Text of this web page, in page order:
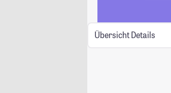
Übersicht Details